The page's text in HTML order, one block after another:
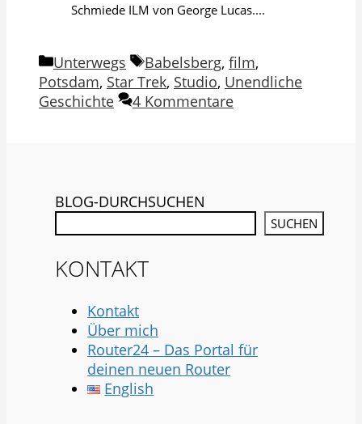
Schmiede ILM von George Lucas....
Kategorien
Unterwegs Schlagwörter
Babelsberg, film,
Potsdam, Star Trek, Studio, Unendliche
Geschichte
4 Kommentare
BLOG-DURCHSUCHEN
SUCHEN
KONTAKT
Kontakt
Über mich
Router24 – Das Portal für
deinen neuen Router
English